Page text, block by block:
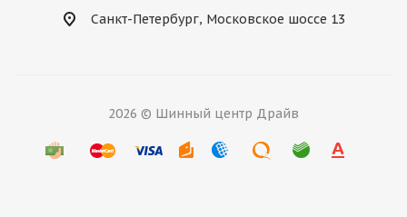
Санкт-Петербург, Московское шоссе 13
2026 © Шинный центр Драйв